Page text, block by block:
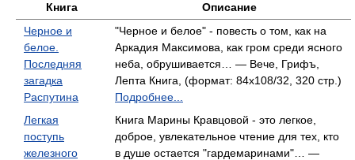
Книга
Описание
Черное и
белое.
Последняя
загадка
Распутина
"Черное и белое" - повесть о том, как на
Аркадия Максимова, как гром среди ясного
неба, обрушивается… — Вече, Грифъ,
Лепта Книга, (формат: 84x108/32, 320 стр.)
Подробнее...
Легкая
поступь
железного
Книга Марины Кравцовой - это легкое,
доброе, увлекательное чтение для тех, кто
в душе остается "гардемаринами"… —